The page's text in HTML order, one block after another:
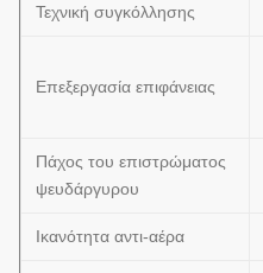
Τεχνική συγκόλλησης
Επεξεργασία επιφάνειας
Πάχος του επιστρώματος
ψευδάργυρου
Ικανότητα αντι-αέρα